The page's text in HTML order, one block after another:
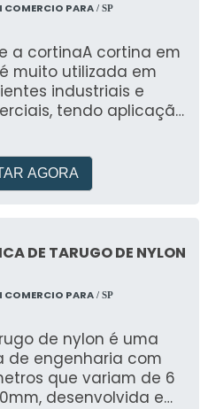
COMERCIO PARA/ SP
a cortinaA cortina em
é muito utilizada em
industriais e
tendo aplicação
AGORA
DE TARUGO DE NYLON
COMERCIO PARA/ SP
de nylon é uma
de engenharia com
que variam de 6
desenvolvida em